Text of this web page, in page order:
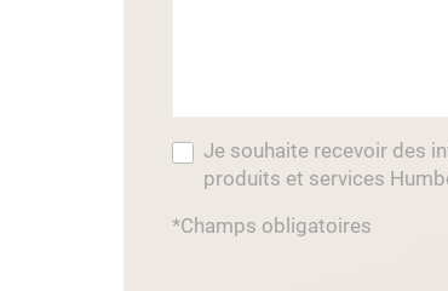
Je souhaite recevoir des
produits et services
*Champs obligatoires